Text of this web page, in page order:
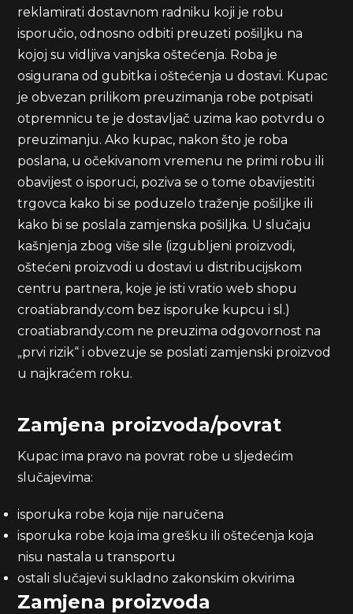
reklamirati dostavnom radniku koji je robu
isporučio, odnosno odbiti preuzeti pošiljku na
kojoj su vidljiva vanjska oštećenja. Roba je
osigurana od gubitka i oštećenja u dostavi. Kupac
je obvezan prilikom preuzimanja robe potpisati
otpremnicu te je dostavljač uzima kao potvrdu o
preuzimanju. Ako kupac, nakon što je roba
poslana, u očekivanom vremenu ne primi robu ili
obavijest o isporuci, poziva se o tome obavijestiti
trgovca kako bi se poduzelo traženje pošiljke ili
kako bi se poslala zamjenska pošiljka. U slučaju
kašnjenja zbog više sile (izgubljeni proizvodi,
oštećeni proizvodi u dostavi u distribucijskom
centru partnera, koje je isti vratio web shopu
croatiabrandy.com bez isporuke kupcu i sl.)
croatiabrandy.com ne preuzima odgovornost na
„prvi rizik“ i obvezuje se poslati zamjenski proizvod
u najkraćem roku.
Zamjena proizvoda/povrat
Kupac ima pravo na povrat robe u sljedećim
slučajevima:
isporuka robe koja nije naručena
isporuka robe koja ima grešku ili oštećenja koja
nisu nastala u transportu
ostali slučajevi sukladno zakonskim okvirima
Zamjena proizvoda